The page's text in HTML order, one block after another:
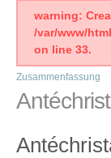
Faust
Willhelm Tell
Emilia Galotti
1. Weltkrieg
Weimarer Republik
warning:
/var/www/
on line 33.
Zusammenfassung